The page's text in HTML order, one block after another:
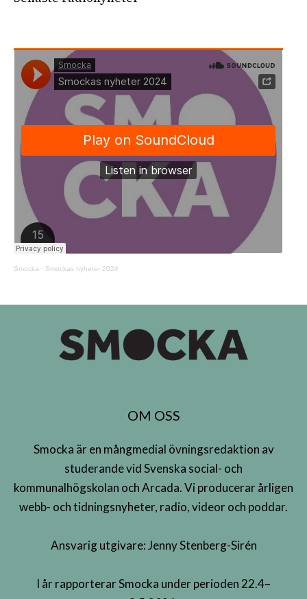
Smocka · Smockas nyheter 2024
OM OSS
Smocka är en mångmedial övningsredaktion av
studerande vid Svenska social- och
kommunalhögskolan och Arcada. Vi producerar årligen
webb- och tidningsnyheter, radio, videor och poddar.
Ansvarig utgivare: Jenny Stenberg-Sirén
I år rapporterar Smocka under perioden 22.4–